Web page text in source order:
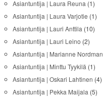
Asiantuntija | Laura Reuna (1)
Asiantuntija | Laura Varjotie (1)
Asiantuntija | Lauri Anttila (10)
Asiantuntija | Lauri Leino (2)
Asiantuntija | Marianne Nordman
Asiantuntija | Minttu Tyykilä (1)
Asiantuntija | Oskari Lahtinen (4)
Asiantuntija | Pekka Maijala (5)